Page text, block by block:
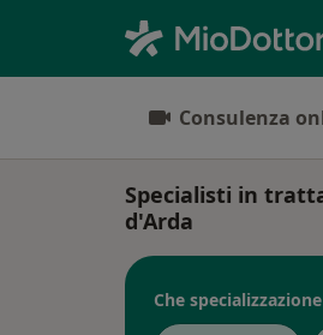
Consulenza
Specialisti in
d'Arda
Che